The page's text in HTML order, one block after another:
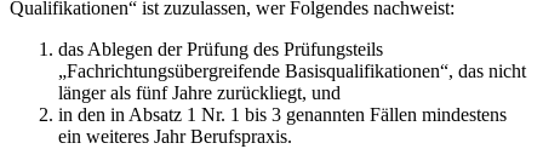
Qualifikationen“ ist zuzulassen, wer Folgendes nachweist:
das Ablegen der Prüfung des Prüfungsteils
„Fachrichtungsübergreifende Basisqualifikationen“, das nicht
länger als fünf Jahre zurückliegt, und
in den in Absatz 1 Nr. 1 bis 3 genannten Fällen mindestens
ein weiteres Jahr Berufspraxis.